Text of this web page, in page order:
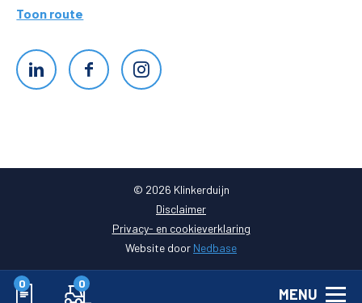
0 0
MENU
Toon route
© 2026 Klinkerduijn
Disclaimer
Privacy- en cookieverklaring
Website door Nedbase